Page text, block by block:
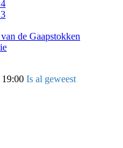
de Gaapstokken
Is al geweest